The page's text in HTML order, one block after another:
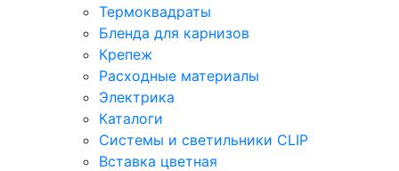
Термоквадраты
Бленда для карнизов
Крепеж
Расходные материалы
Электрика
Каталоги
Системы и светильники CLIP
Вставка цветная